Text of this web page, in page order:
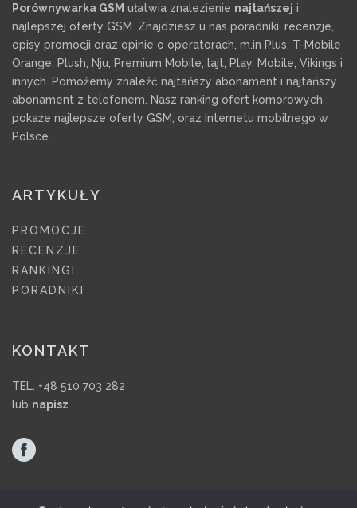
Porównywarka GSM ułatwia znalezienie najtańszej i
najlepszej oferty GSM. Znajdziesz u nas poradniki, recenzje,
opisy promocji oraz opinie o operatorach, m.in Plus, T-Mobile
Orange, Plush, Nju, Premium Mobile, lajt, Play, Mobile, Vikings i
innych. Pomożemy znaleźć najtańszy abonament i najtańszy
abonament z telefonem. Nasz ranking ofert komorowych
pokaże najlepsze oferty GSM, oraz Internetu mobilnego w
Polsce.
ARTYKUŁY
PROMOCJE
RECENZJE
RANKINGI
PORADNIKI
KONTAKT
TEL. +48 510 703 282
lub napisz